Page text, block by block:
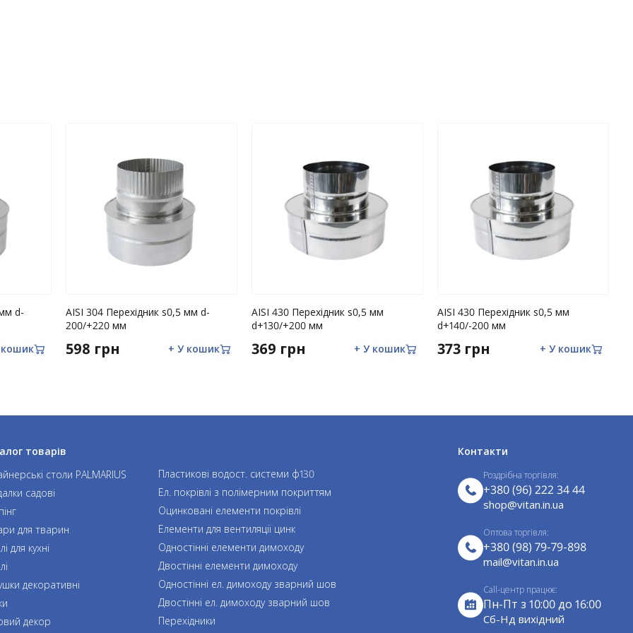
у гарантійному талоні позначки
до конструкції виробу, наявність
сили (пожежа, блискавка, повінь,
d-
AISI 304 Перехідник s0,5 мм d-
200/+220 мм
598 грн + У кошик
AISI 430 Перехідник s0,5 мм
d+130/+200 мм
369 грн + У кошик
AISI 430 Перехідник s0,5 мм
d+140/-200 мм
373 грн + У кошик
товарів
столи PALMARIUS
садові
для тварин
для кухні
декоративні
декор
Пластикові водост. системи ф130
Ел. покрівлі з полімерним покриттям
Оцинковані елементи покрівлі
Елементи для вентиляції цинк
Одностінні елементи димоходу
Двостінні елементи димоходу
Одностінні ел. димоходу зварний шов
Двостінні ел. димоходу зварний шов
Перехідники
Контакти
Роздрібна торгівля:
+380 (96) 222 34 44
shop@vitan.in.ua
Оптова торгівля:
+380 (98) 79-79-898
mail@vitan.in.ua
Call-центр працює:
Пн-Пт з 10:00 до 16:00
Cб-Нд вихідний